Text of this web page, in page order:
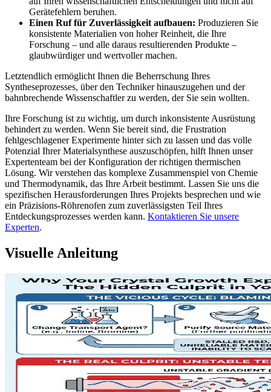
Gerätefehlern beruhen.
Einen Ruf für Zuverlässigkeit aufbauen: Produzieren Sie
konsistente Materialien von hoher Reinheit, die Ihre
Forschung – und alle daraus resultierenden Produkte –
glaubwürdiger und wertvoller machen.
Letztendlich ermöglicht Ihnen die Beherrschung Ihres
Syntheseprozesses, über den Techniker hinauszugehen und der
bahnbrechende Wissenschaftler zu werden, der Sie sein wollten.
Ihre Forschung ist zu wichtig, um durch inkonsistente Ausrüstung
behindert zu werden. Wenn Sie bereit sind, die Frustration
fehlgeschlagener Experimente hinter sich zu lassen und das volle
Potenzial Ihrer Materialsynthese auszuschöpfen, hilft Ihnen unser
Expertenteam bei der Konfiguration der richtigen thermischen
Lösung. Wir verstehen das komplexe Zusammenspiel von Chemie
und Thermodynamik, das Ihre Arbeit bestimmt. Lassen Sie uns die
spezifischen Herausforderungen Ihres Projekts besprechen und wie
ein Präzisions-Röhrenofen zum zuverlässigsten Teil Ihres
Entdeckungsprozesses werden kann. Kontaktieren Sie unsere
Experten.
Visuelle Anleitung